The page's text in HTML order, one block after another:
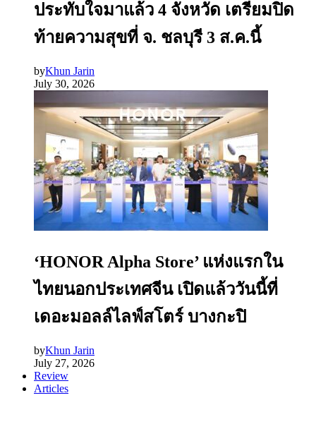
ประทับใจมาแล้ว 4 จังหวัด เตรียมปิด
ท้ายความสุขที่ จ. ชลบุรี 3 ส.ค.นี้
byKhun Jarin
July 30, 2026
‘HONOR Alpha Store’ แห่งแรกใน
ไทยนอกประเทศจีน เปิดแล้ววันนี้ที่
เดอะมอลล์ไลฟ์สโตร์ บางกะปิ
byKhun Jarin
July 27, 2026
Review
Articles